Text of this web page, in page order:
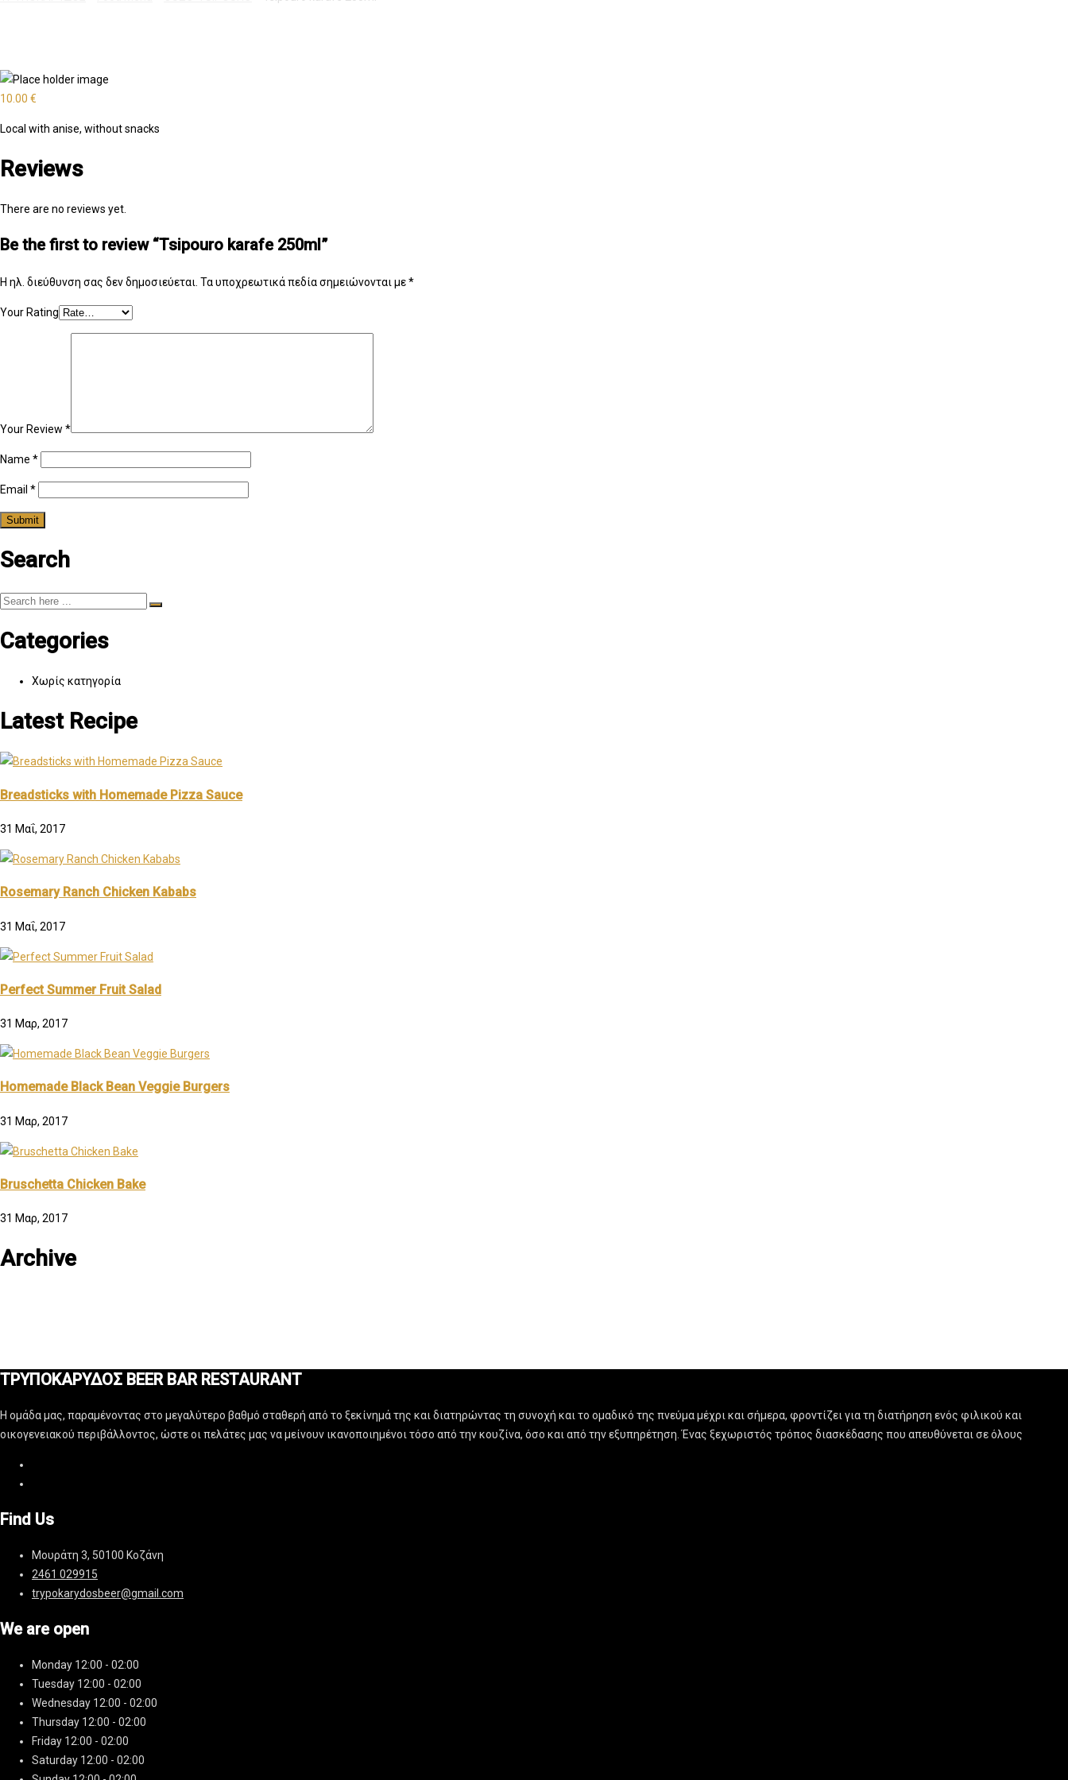
10.00 €
Local with anise, without snacks
Reviews
There are no reviews yet.
Be the first to review “Tsipouro karafe 250ml”
Η ηλ. διεύθυνση σας δεν δημοσιεύεται. Τα υποχρεωτικά πεδία σημειώνονται με*
Your Rating
Your Review *
Name *
Email *
Search
Categories
Χωρίς κατηγορία
Latest Recipe
Breadsticks with Homemade Pizza Sauce
31 Μαΐ, 2017
Rosemary Ranch Chicken Kababs
31 Μαΐ, 2017
Perfect Summer Fruit Salad
31 Μαρ, 2017
Homemade Black Bean Veggie Burgers
31 Μαρ, 2017
Bruschetta Chicken Bake
31 Μαρ, 2017
Archive
ΤΡΥΠΟΚΑΡΥΔΟΣ BEER BAR RESTAURANT
Η ομάδα μας, παραμένοντας στο μεγαλύτερο βαθμό σταθερή από το ξεκίνημά της και διατηρώντας τη συνοχή και το ομαδικό της πνεύμα μέχρι και σήμερα, φροντίζει για τη διατήρηση ενός φιλικού και
οικογενειακού περιβάλλοντος, ώστε οι πελάτες μας να μείνουν ικανοποιημένοι τόσο από την κουζίνα, όσο και από την εξυπηρέτηση. Ένας ξεχωριστός τρόπος διασκέδασης που απευθύνεται σε όλους
Find Us
Μουράτη 3, 50100 Κοζάνη
2461 029915
trypokarydosbeer@gmail.com
We are open
Monday 12:00 - 02:00
Tuesday 12:00 - 02:00
Wednesday 12:00 - 02:00
Thursday 12:00 - 02:00
Friday 12:00 - 02:00
Saturday 12:00 - 02:00